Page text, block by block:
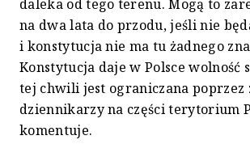
daleka od tego terenu. Mogą to
na dwa lata do przodu, jeśli nie
i konstytucja nie ma tu żadnego
Konstytucja daje w Polsce wolność
tej chwili jest ograniczana poprzez
dziennikarzy na części terytorium
komentuje.